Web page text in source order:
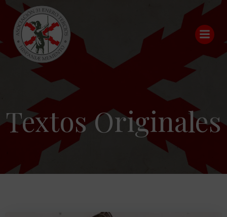
Textos Originales